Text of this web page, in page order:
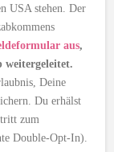
USA stehen. Der
aus,
weitergeleitet.
Deine
Du erhälst
zum
Double-Opt-In).